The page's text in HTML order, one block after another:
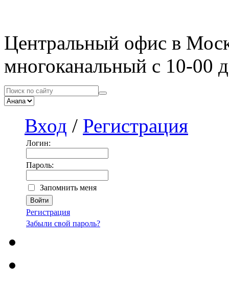
Центральный офис в
многоканальный с 10-00
Вход / Регистрация
Логин:
Пароль:
Запомнить меня
Регистрация
Забыли свой пароль?